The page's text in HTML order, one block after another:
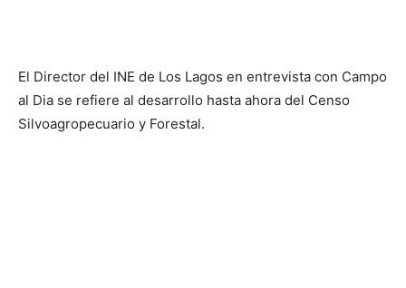
El Director del INE de Los Lagos en entrevista con Campo
al Dia se refiere al desarrollo hasta ahora del Censo
Silvoagropecuario y Forestal.